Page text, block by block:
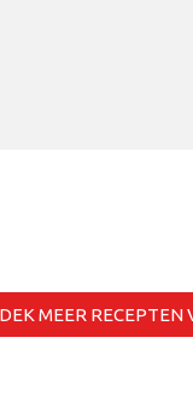
MEER RECEPTEN